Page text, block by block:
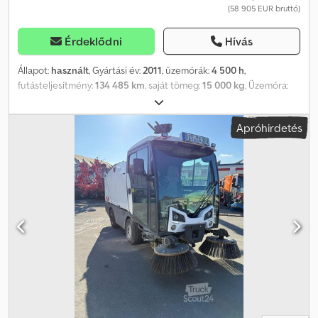
az eszközhöz finanszírozási vagy lízingajánlatot is szívesen(58 905 EUR bruttó)
Érdeklődni Hívás
Állapot: használt, Gyártási év: 2011, üzemórák:4 500 h,
futásteljesítmény:134 485 km , saját tömeg:15 000 kg , Üzemóra:
4500, első forgalomba helyezés: 2011.05.25. _____ VT 650 Single,
gyártási év: 2011, kilométeróra állása: 134 456 km, üzemóra: 4 260 h,
tengelytáv: 3 260 mm, manuális váltó, jobboldali seprőfunkció,
tolatókamera, nagynyomású rendszer 100 bar/30 l,
permetezőgerenda a szívótölcsér mögött és nagynyomású
gerenda a középső seprőhenger mögött, nagynyomású lándzsa 15
méteres tömlővel, dual üzemmódra utólagosan felszerelhető,
raktárhely: nincs megadva. Chedpfx Aietrquwodea
Apróhirdetés